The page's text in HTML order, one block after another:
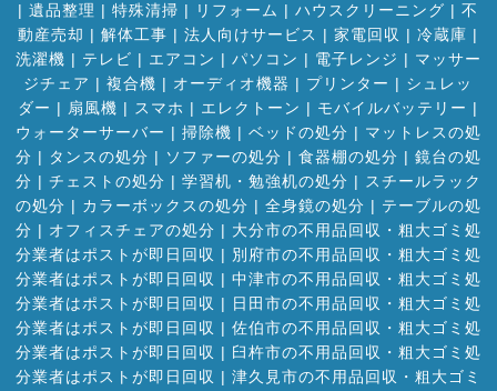
| 遺品整理 | 特殊清掃 | リフォーム | ハウスクリーニング | 不
動産売却 | 解体工事 | 法人向けサービス | 家電回収 | 冷蔵庫 |
洗濯機 | テレビ | エアコン | パソコン | 電子レンジ | マッサー
ジチェア | 複合機 | オーディオ機器 | プリンター | シュレッ
ダー | 扇風機 | スマホ | エレクトーン | モバイルバッテリー |
ウォーターサーバー | 掃除機 | ベッドの処分 | マットレスの処
分 | タンスの処分 | ソファーの処分 | 食器棚の処分 | 鏡台の処
分 | チェストの処分 | 学習机・勉強机の処分 | スチールラック
の処分 | カラーボックスの処分 | 全身鏡の処分 | テーブルの処
分 | オフィスチェアの処分 | 大分市の不用品回収・粗大ゴミ処
分業者はポストが即日回収 | 別府市の不用品回収・粗大ゴミ処
分業者はポストが即日回収 | 中津市の不用品回収・粗大ゴミ処
分業者はポストが即日回収 | 日田市の不用品回収・粗大ゴミ処
分業者はポストが即日回収 | 佐伯市の不用品回収・粗大ゴミ処
分業者はポストが即日回収 | 臼杵市の不用品回収・粗大ゴミ処
分業者はポストが即日回収 | 津久見市の不用品回収・粗大ゴミ